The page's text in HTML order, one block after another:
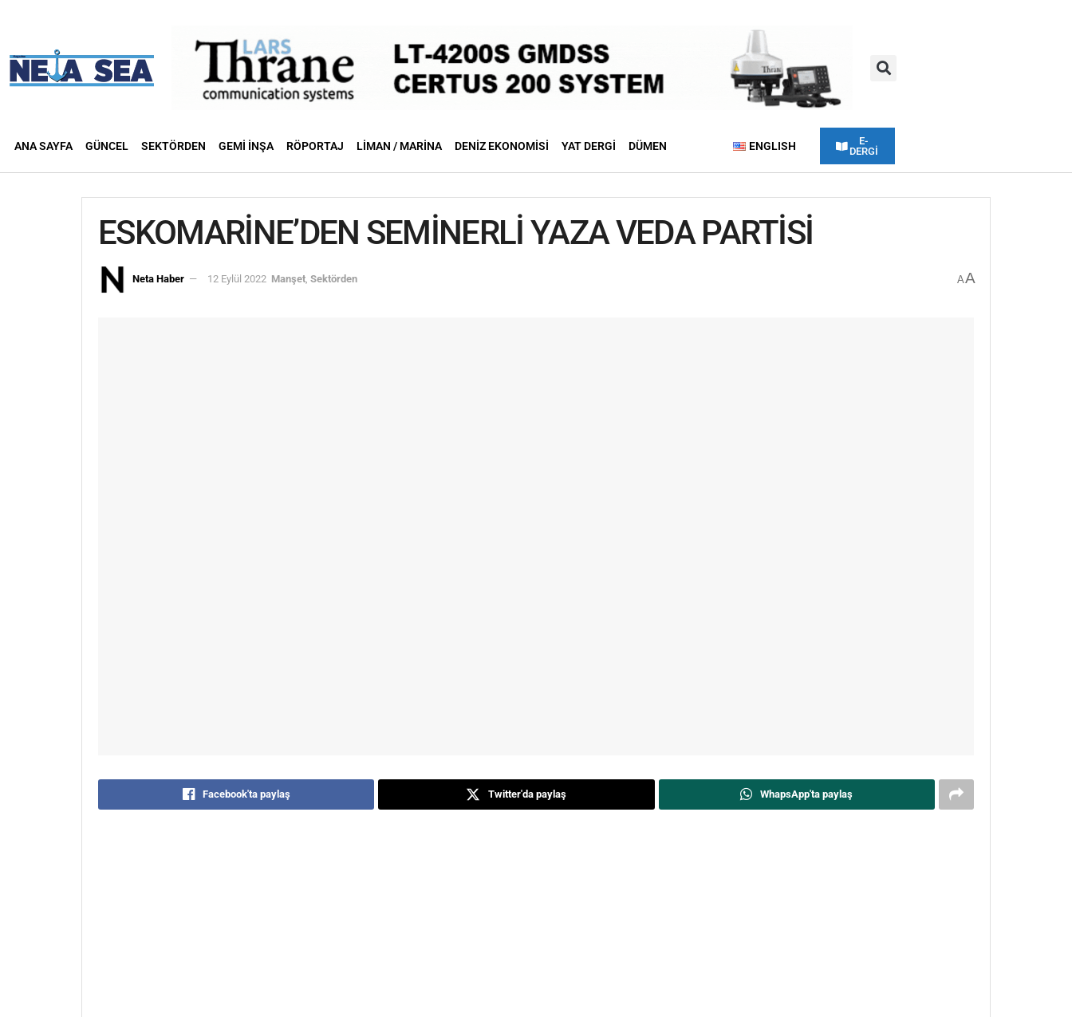
ANA SAYFA GÜNCEL SEKTÖRDEN GEMI İNŞA RÖPORTAJ LIMAN / MARINA DENIZ EKONOMISI YAT DERGI DÜMEN ENGLISH
E-
DERGİ
ESKOMARİNE’DEN SEMİNERLİ YAZA VEDA PARTİSİ
Neta Haber 12 Eylül 2022 Manşet Sektörden AA
Facebook'ta paylaş Twitter'da paylaş WhapsApp'ta paylaş